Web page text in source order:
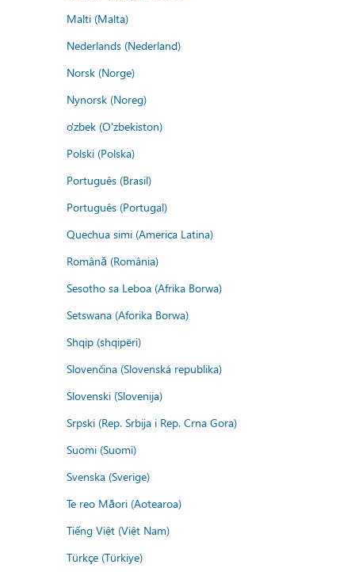
Malti (Malta)
Nederlands (Nederland)
Norsk (Norge)
Nynorsk (Noreg)
o'zbek (O'zbekiston)
Polski (Polska)
Português (Brasil)
Português (Portugal)
Quechua simi (America Latina)
Română (România)
Sesotho sa Leboa (Afrika Borwa)
Setswana (Aforika Borwa)
Shqip (shqipëri)
Slovenčina (Slovenská republika)
Slovenski (Slovenija)
Srpski (Rep. Srbija i Rep. Crna Gora)
Suomi (Suomi)
Svenska (Sverige)
Te reo Māori (Aotearoa)
Tiếng Việt (Việt Nam)
Türkçe (Türkiye)